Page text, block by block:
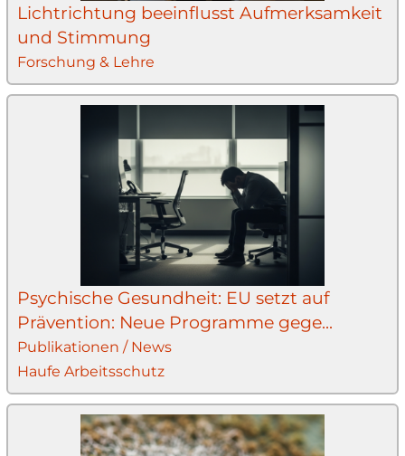
Lichtrichtung beeinflusst Aufmerksamkeit
und Stimmung
Forschung & Lehre
Psychische Gesundheit: EU setzt auf
Prävention: Neue Programme gege...
Publikationen / News
Haufe Arbeitsschutz